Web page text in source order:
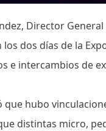
Director
los dos días de la
e intercambios de
hubo
distintas micro,